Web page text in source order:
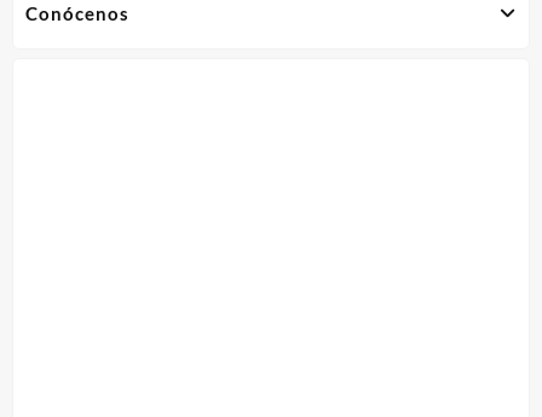
Conócenos